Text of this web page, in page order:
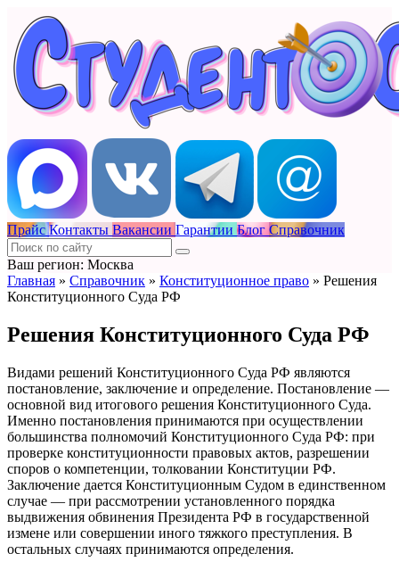
Прайс Контакты Вакансии Гарантии Блог Справочник
Ваш регион: Москва
Главная » Справочник » Конституционное право » Решения
Конституционного Суда РФ
Решения Конституционного Суда РФ
Видами решений Конституционного Суда РФ являются
постановление, заключение и определение. Постановление —
основной вид итогового решения Конституционного Суда.
Именно постановления принимаются при осуществлении
большинства полномочий Конституционного Суда РФ: при
проверке конституционности правовых актов, разрешении
споров о компетенции, толковании Конституции РФ.
Заключение дается Конституционным Судом в единственном
случае — при рассмотрении установленного порядка
выдвижения обвинения Президента РФ в государственной
измене или совершении иного тяжкого преступления. В
остальных случаях принимаются определения.